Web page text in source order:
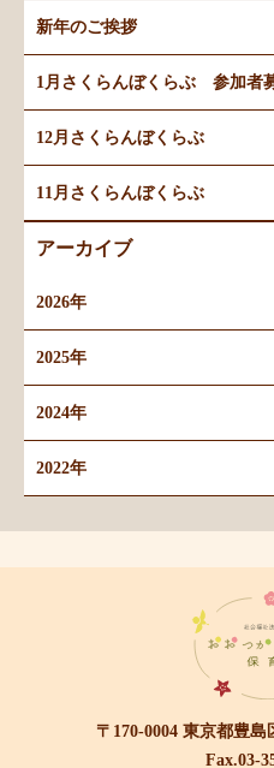
新年のご挨拶
1月さくらんぼくらぶ 参加者
12月さくらんぼくらぶ
11月さくらんぼくらぶ
アーカイブ
2026年
2025年
2024年
2022年
〒170-0004 東京都豊
Fax.03-